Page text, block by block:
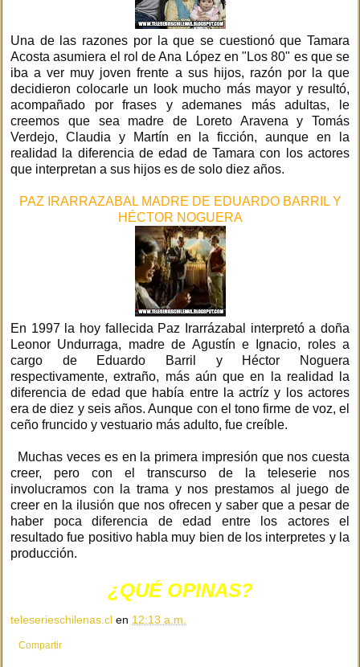
Una de las razones por la que se cuestionó que Tamara
Acosta asumiera el rol de Ana López en "Los 80" es que se
iba a ver muy joven frente a sus hijos, razón por la que
decidieron colocarle un look mucho más mayor y resultó,
acompañado por frases y ademanes más adultas, le
creemos que sea madre de Loreto Aravena y Tomás
Verdejo, Claudia y Martín en la ficción, aunque en la
realidad la diferencia de edad de Tamara con los actores
que interpretan a sus hijos es de solo diez años.
PAZ IRARRAZABAL MADRE DE EDUARDO BARRIL Y
HÉCTOR NOGUERA
En 1997 la hoy fallecida Paz Irarrázabal interpretó a doña
Leonor Undurraga, madre de Agustín e Ignacio, roles a
cargo de Eduardo Barril y Héctor Noguera
respectivamente, extraño, más aún que en la realidad la
diferencia de edad que había entre la actríz y los actores
era de diez y seis años. Aunque con el tono firme de voz, el
ceño fruncido y vestuario más adulto, fue creíble.
Muchas veces es en la primera impresión que nos cuesta
creer, pero con el transcurso de la teleserie nos
involucramos con la trama y nos prestamos al juego de
creer en la ilusión que nos ofrecen y saber que a pesar de
haber poca diferencia de edad entre los actores el
resultado fue positivo habla muy bien de los interpretes y la
producción.
¿QUÉ OPINAS?
teleserieschilenas.cl en 12:13 a.m.
Compartir